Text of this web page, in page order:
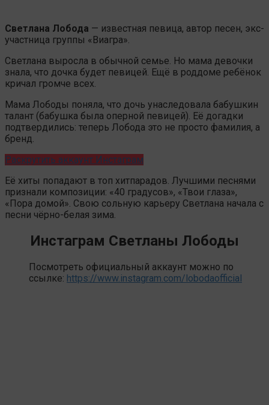
Светлана Лобода — известная певица, автор песен, экс-
участница группы «Виагра».
Светлана выросла в обычной семье. Но мама девочки
знала, что дочка будет певицей. Ещё в роддоме ребёнок
кричал громче всех.
Мама Лободы поняла, что дочь унаследовала бабушкин
талант (бабушка была оперной певицей). Её догадки
подтвердились: теперь Лобода это не просто фамилия, а
бренд.
Раскрутить аккаунт Инстаграм
Её хиты попадают в топ хитпарадов. Лучшими песнями
признали композиции: «40 градусов», «Твои глаза»,
«Пора домой». Свою сольную карьеру Светлана начала с
песни чёрно-белая зима.
Инстаграм Светланы Лободы
Посмотреть официальный аккаунт можно по
ссылке: https://www.instagram.com/lobodaofficial